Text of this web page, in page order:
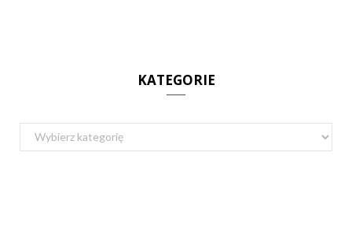
KATEGORIE
Kategorie